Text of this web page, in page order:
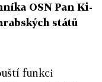
OSN Pan Ki-
států
funkci